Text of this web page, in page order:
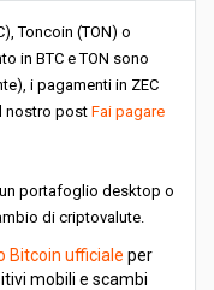
Toncoin (TON) o
in BTC e TON sono
i pagamenti in ZEC
nostro post Fai pagare
portafoglio desktop o
di criptovalute.
Bitcoin ufficiale per
mobili e scambi